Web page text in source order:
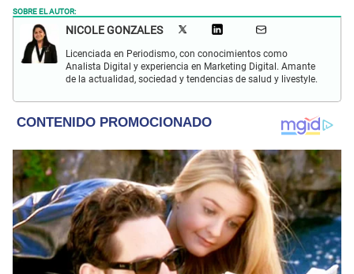
SOBRE EL AUTOR:
NICOLE GONZALES
Licenciada en Periodismo, con conocimientos como
Analista Digital y experiencia en Marketing Digital. Amante
de la actualidad, sociedad y tendencias de salud y livestyle.